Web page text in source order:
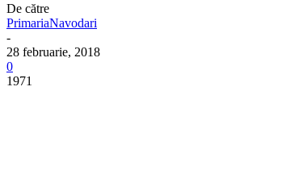
De către
PrimariaNavodari
-
28 februarie, 2018
0
1971